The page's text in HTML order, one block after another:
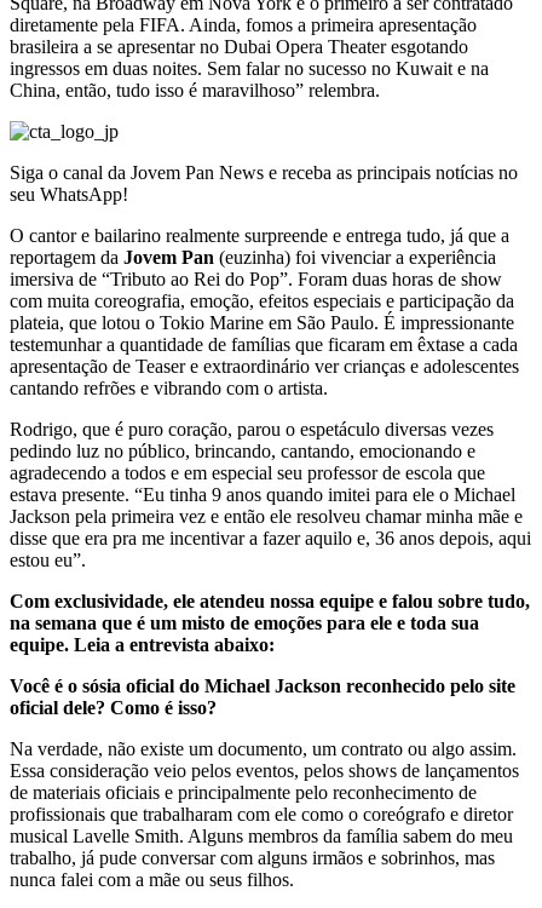
diretamente pela FIFA. Ainda, fomos a primeira apresentação
brasileira a se apresentar no Dubai Opera Theater esgotando
ingressos em duas noites. Sem falar no sucesso no Kuwait e na
China, então, tudo isso é maravilhoso” relembra.
Siga o canal da Jovem Pan News e receba as principais notícias no
seu WhatsApp!
O cantor e bailarino realmente surpreende e entrega tudo, já que a
reportagem da Jovem Pan (euzinha) foi vivenciar a experiência
imersiva de “Tributo ao Rei do Pop”. Foram duas horas de show
com muita coreografia, emoção, efeitos especiais e participação da
plateia, que lotou o Tokio Marine em São Paulo. É impressionante
testemunhar a quantidade de famílias que ficaram em êxtase a cada
apresentação de Teaser e extraordinário ver crianças e adolescentes
cantando refrões e vibrando com o artista.
Rodrigo, que é puro coração, parou o espetáculo diversas vezes
pedindo luz no público, brincando, cantando, emocionando e
agradecendo a todos e em especial seu professor de escola que
estava presente. “Eu tinha 9 anos quando imitei para ele o Michael
Jackson pela primeira vez e então ele resolveu chamar minha mãe e
disse que era pra me incentivar a fazer aquilo e, 36 anos depois, aqui
estou eu”.
Com exclusividade, ele atendeu nossa equipe e falou sobre tudo,
na semana que é um misto de emoções para ele e toda sua
equipe. Leia a entrevista abaixo:
Você é o sósia oficial do Michael Jackson reconhecido pelo site
oficial dele? Como é isso?
Na verdade, não existe um documento, um contrato ou algo assim.
Essa consideração veio pelos eventos, pelos shows de lançamentos
de materiais oficiais e principalmente pelo reconhecimento de
profissionais que trabalharam com ele como o coreógrafo e diretor
musical Lavelle Smith. Alguns membros da família sabem do meu
trabalho, já pude conversar com alguns irmãos e sobrinhos, mas
nunca falei com a mãe ou seus filhos.